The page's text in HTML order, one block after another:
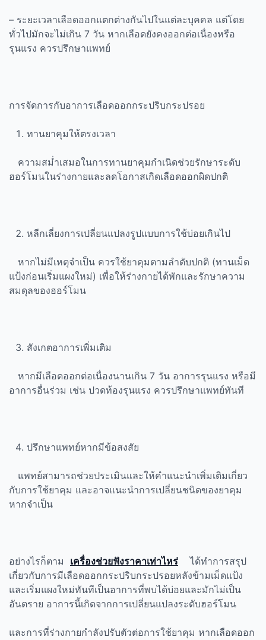
– ระยะเวลาเลือดออกแตกต่างกันไปในแต่ละบุคคล แต่โดย
ทั่วไปมักจะไม่เกิน 7 วัน หากเลือดยังคงออกต่อเนื่องหรือ
รุนแรง ควรปรึกษาแพทย์
การจัดการกับอาการเลือดออกกระปริบกระปรอย
ทานยาคุมให้ตรงเวลา
ความสม่ำเสมอในการทานยาคุมกำเนิดช่วยรักษาระดับ
ฮอร์โมนในร่างกายและลดโอกาสเกิดเลือดออกผิดปกติ
หลีกเลี่ยงการเปลี่ยนแปลงรูปแบบการใช้บ่อยเกินไป
หากไม่มีเหตุจำเป็น ควรใช้ยาคุมตามลำดับปกติ (ทานเม็ด
แป้งก่อนเริ่มแผงใหม่) เพื่อให้ร่างกายได้พักและรักษาความ
สมดุลของฮอร์โมน
สังเกตอาการเพิ่มเติม
หากมีเลือดออกต่อเนื่องนานเกิน 7 วัน อาการรุนแรง หรือมี
อาการอื่นร่วม เช่น ปวดท้องรุนแรง ควรปรึกษาแพทย์ทันที
ปรึกษาแพทย์หากมีข้อสงสัย
แพทย์สามารถช่วยประเมินและให้คำแนะนำเพิ่มเติมเกี่ยว
กับการใช้ยาคุม และอาจแนะนำการเปลี่ยนชนิดของยาคุม
หากจำเป็น
อย่างไรก็ตาม เครื่องช่วยฟังราคาเท่าไหร่ ได้ทำการสรุป
เกี่ยวกับการมีเลือดออกกระปริบกระปรอยหลังข้ามเม็ดแป้ง
และเริ่มแผงใหม่ทันทีเป็นอาการที่พบได้บ่อยและมักไม่เป็น
อันตราย อาการนี้เกิดจากการเปลี่ยนแปลงระดับฮอร์โมน
และการที่ร่างกายกำลังปรับตัวต่อการใช้ยาคุม หากเลือดออก